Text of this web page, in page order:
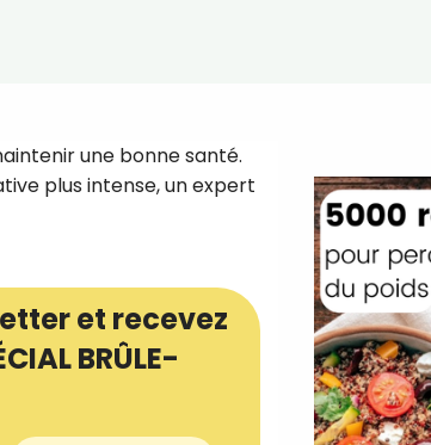
une bonne santé.
plus intense, un expert
et recevez
BRÛLE-